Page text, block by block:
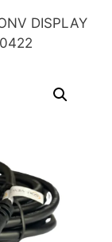
DISPLAY